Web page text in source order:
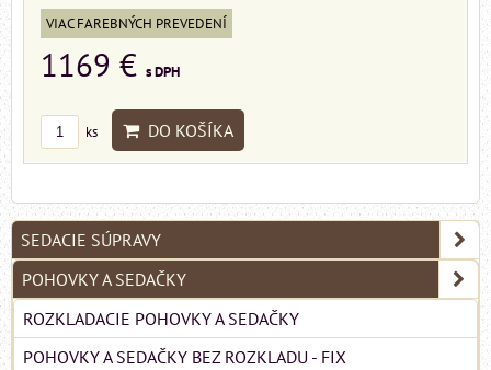
VIAC FAREBNÝCH PREVEDENÍ
1169 € s DPH
ks DO KOŠÍKA
SEDACIE SÚPRAVY
POHOVKY A SEDAČKY
ROZKLADACIE POHOVKY A SEDAČKY
POHOVKY A SEDAČKY BEZ ROZKLADU - FIX